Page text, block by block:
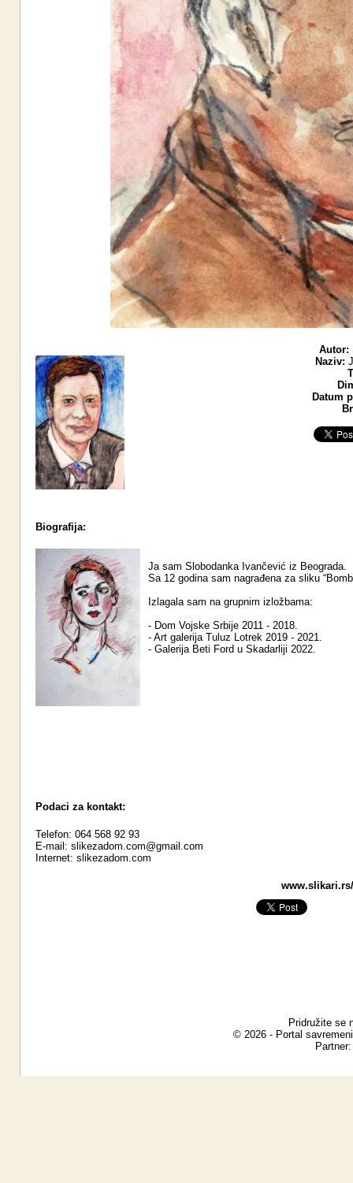
Autor:
Naziv:
Datum
Biografija:
Ja sam Slobodanka Ivančević iz Beograda.
Sa 12 godina sam nagrađena za sliku
Izlagala sam na grupnim izložbama:
- Dom Vojske Srbije 2011 - 2018.
- Art galerija Tuluz Lotrek 2019 - 2021.
- Galerija Beti Ford u Skadarliji 2022.
Podaci za kontakt:
Telefon: 064 568 92 93
E-mail: slikezadom.com@gmail.com
Internet: slikezadom.com
Pridružite se
© 2026 - Portal